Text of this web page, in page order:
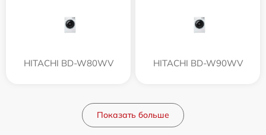
HITACHI BD-W80WV HITACHI BD-W90WV
Показать больше